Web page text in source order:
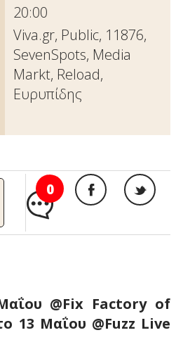
20:00
Viva.gr, Public, 11876,
SevenSpots, Media
Markt, Reload,
Ευρυπίδης
0
@Fix Factory of
13 Μαΐου @Fuzz Live